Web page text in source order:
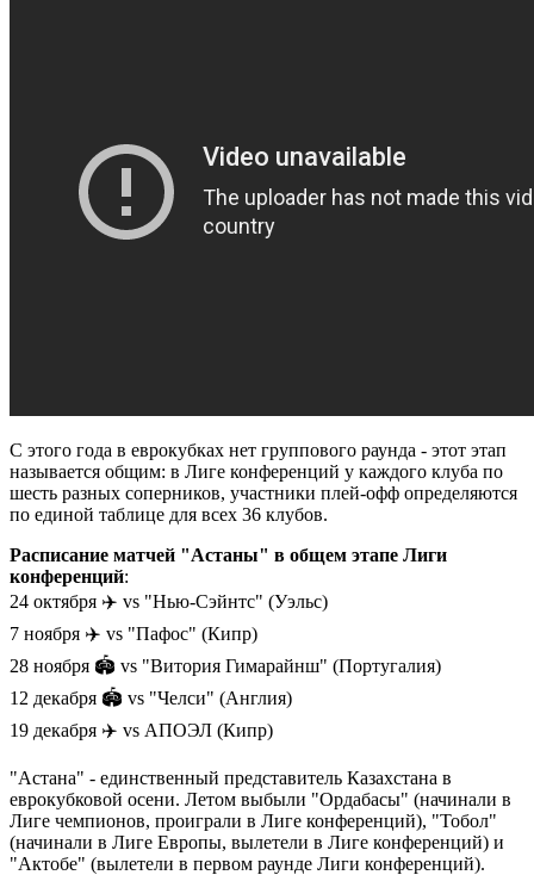
С этого года в еврокубках нет группового раунда - этот этап
называется общим: в Лиге конференций у каждого клуба по
шесть разных соперников, участники плей-офф определяются
по единой таблице для всех 36 клубов.
Расписание матчей "Астаны" в общем этапе Лиги
конференций:
24 октября ✈️ vs "Нью-Сэйнтс" (Уэльс)
7 ноября ✈️ vs "Пафос" (Кипр)
28 ноября 🏟 vs "Витория Гимарайнш" (Португалия)
12 декабря 🏟 vs "Челси" (Англия)
19 декабря ✈️ vs АПОЭЛ (Кипр)
"Астана" - единственный представитель Казахстана в
еврокубковой осени. Летом выбыли "Ордабасы" (начинали в
Лиге чемпионов, проиграли в Лиге конференций), "Тобол"
(начинали в Лиге Европы, вылетели в Лиге конференций) и
"Актобе" (вылетели в первом раунде Лиги конференций).